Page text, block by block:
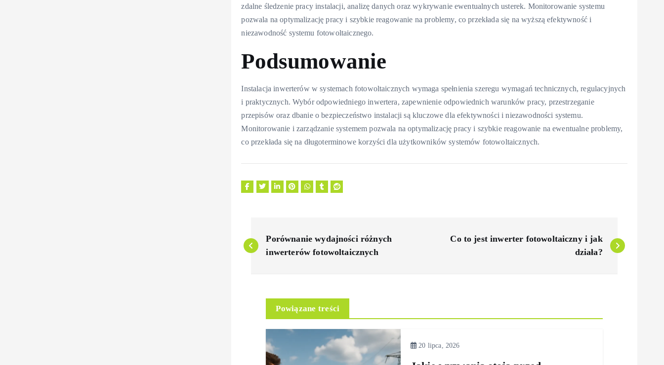
zdalne śledzenie pracy instalacji, analizę danych oraz wykrywanie ewentualnych usterek. Monitorowanie systemu
pozwala na optymalizację pracy i szybkie reagowanie na problemy, co przekłada się na wyższą efektywność i
niezawodność systemu fotowoltaicznego.
Podsumowanie
Instalacja inwerterów w systemach fotowoltaicznych wymaga spełnienia szeregu wymagań technicznych, regulacyjnych
i praktycznych. Wybór odpowiedniego inwertera, zapewnienie odpowiednich warunków pracy, przestrzeganie
przepisów oraz dbanie o bezpieczeństwo instalacji są kluczowe dla efektywności i niezawodności systemu.
Monitorowanie i zarządzanie systemem pozwala na optymalizację pracy i szybkie reagowanie na ewentualne problemy,
co przekłada się na długoterminowe korzyści dla użytkowników systemów fotowoltaicznych.
a
Porównanie wydajności różnych
inwerterów fotowoltaicznych
Co to jest inwerter fotowoltaiczny i jak
działa?
Powiązane treści
20 lipca, 2026